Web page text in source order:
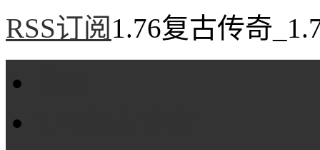
RSS订阅 1.76复古传奇